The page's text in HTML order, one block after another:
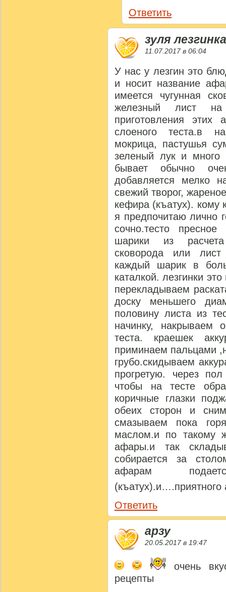
Ответить
зуля лезгинка
11.07.2017 в 06:04
У нас у лезгин это
и носит название
имеется чугунная
железный лист на
приготовления
слоеного теста.в
мокрица, пастушья
зеленый лук и много
бывает обычно
добавляется мелко
свежий творог,
кефира (къатух). кому
я предпочитаю лично
сочно.тесто
шарики из расчета
сковорода или
каждый шарик в
каталкой. лезгинки
перекладываем
доску меньшего
половину листа из
начинку, накрываем
теста. краешек
приминаем пальцами
грубо.скидываем
прогретую. через
чтобы на тесте
коричные глазки
обеих сторон и
смазываем пока
маслом.и по такому
афары.и так
собирается за
афарам
(къатух).и….приятного
Ответить
арзу
20.05.2017 в 19:47
очень
рецепты